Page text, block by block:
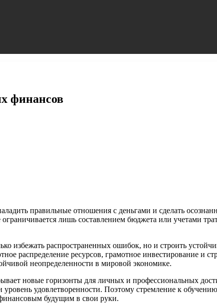
финансов
правильные отношения с деньгами и сделать
лишь составлением бюджета или учетами
избежать распространенных ошибок, но и строить
распределение ресурсов, грамотное инвестирование и
неопределенности в мировой экономике.
новые горизонты для личных и профессиональных
удовлетворенности. Поэтому стремление к
будущим в свои руки.